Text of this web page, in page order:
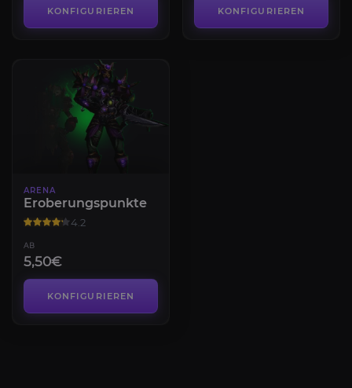
KONFIGURIEREN KONFIGURIEREN
ARENA
Eroberungspunkte
4.2
AB
5,50€
KONFIGURIEREN